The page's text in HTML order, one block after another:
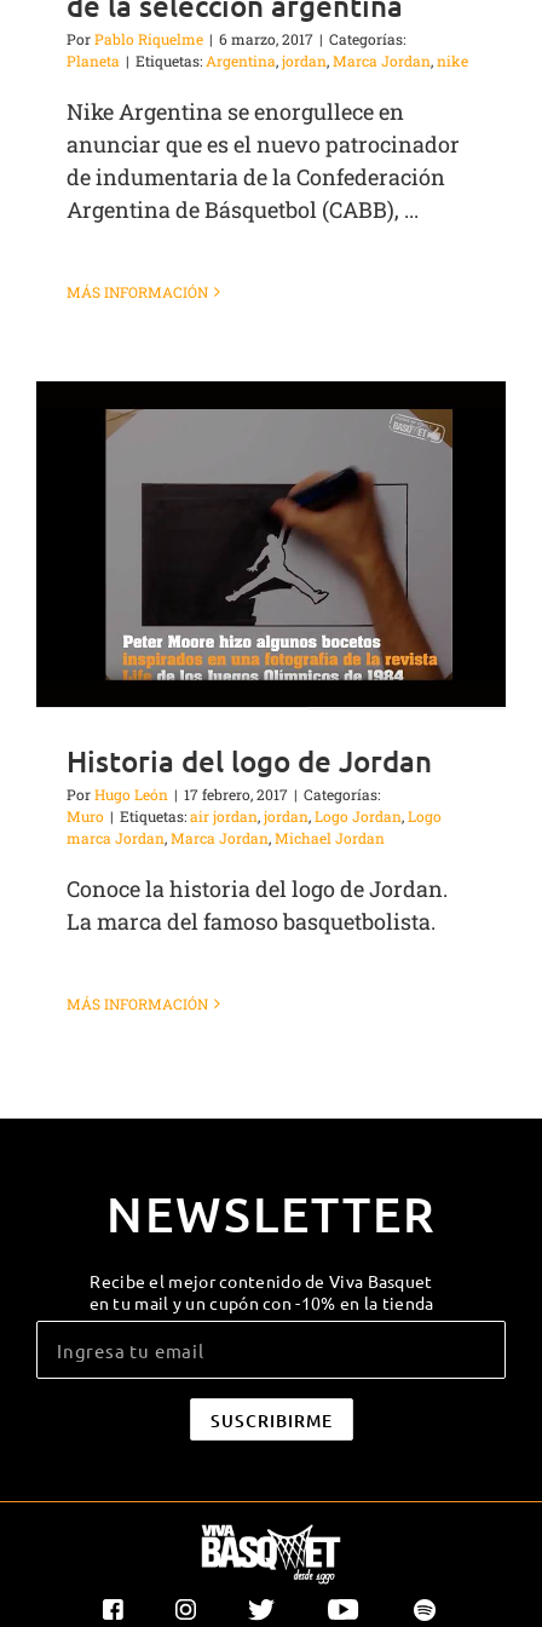
PorPablo Riquelme | 6 marzo, 2017 | Categorías:
Planeta | Etiquetas:Argentina,jordan,Marca Jordan,nike
Nike Argentina se enorgullece en
anunciar que es el nuevo patrocinador
de indumentaria de la Confederación
Argentina de Básquetbol (CABB), ...
MÁS INFORMACIÓN
Historia del logo de Jordan
PorHugo León | 17 febrero, 2017 | Categorías:
Muro | Etiquetas:air jordan,jordan,Logo Jordan,Logo
marca Jordan,Marca Jordan,Michael Jordan
Conoce la historia del logo de Jordan.
La marca del famoso basquetbolista.
MÁS INFORMACIÓN
NEWSLETTER
Recibe el mejor contenido de Viva Basquet
en tu mail y un cupón con -10% en la tienda